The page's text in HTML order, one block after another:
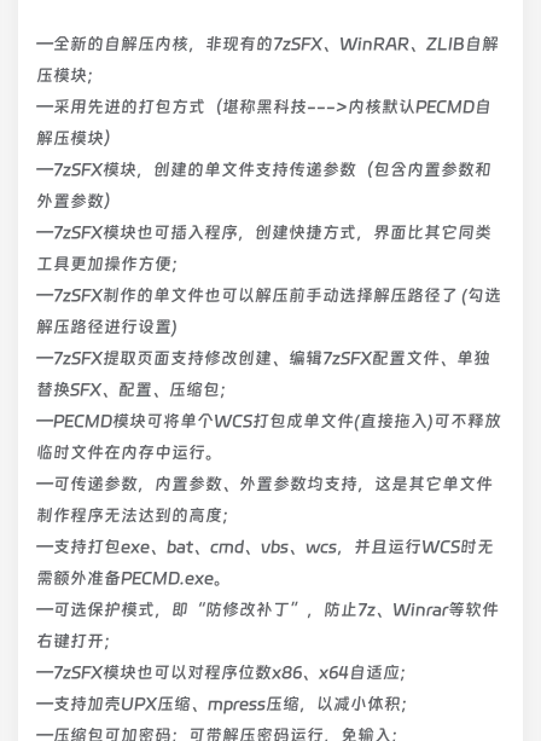
—全新的自解压内核，非现有的7zSFX、WinRAR、ZLIB自解
压模块；
—采用先进的打包方式（堪称黑科技--->内核默认PECMD自
解压模块）
—7zSFX模块，创建的单文件支持传递参数（包含内置参数和
外置参数）
—7zSFX模块也可插入程序，创建快捷方式，界面比其它同类
工具更加操作方便；
—7zSFX制作的单文件也可以解压前手动选择解压路径了 (勾选
解压路径进行设置)
—7zSFX提取页面支持修改创建、编辑7zSFX配置文件、单独
替换SFX、配置、压缩包；
—PECMD模块可将单个WCS打包成单文件(直接拖入)可不释放
临时文件在内存中运行。
—可传递参数，内置参数、外置参数均支持，这是其它单文件
制作程序无法达到的高度；
—支持打包exe、bat、cmd、vbs、wcs，并且运行WCS时无
需额外准备PECMD.exe。
—可选保护模式，即“防修改补丁”，防止7z、Winrar等软件
右键打开；
—7zSFX模块也可以对程序位数x86、x64自适应；
—支持加壳UPX压缩、mpress压缩，以减小体积；
—压缩包可加密码；可带解压密码运行，免输入；